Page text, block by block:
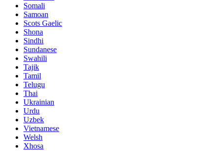
Somali
Samoan
Scots Gaelic
Shona
Sindhi
Sundanese
Swahili
Tajik
Tamil
Telugu
Thai
Ukrainian
Urdu
Uzbek
Vietnamese
Welsh
Xhosa